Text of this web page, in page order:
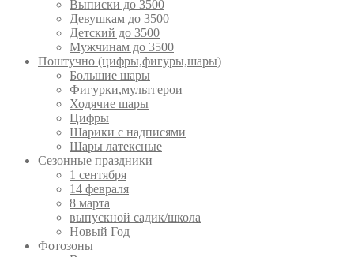
Выписки до 3500
Девушкам до 3500
Детский до 3500
Мужчинам до 3500
Поштучно (цифры,фигуры,шары)
Большие шары
Фигурки,мультгерои
Ходячие шары
Цифры
Шарики с надписями
Шары латексные
Сезонные праздники
1 сентября
14 февраля
8 марта
выпускной садик/школа
Новый Год
Фотозоны